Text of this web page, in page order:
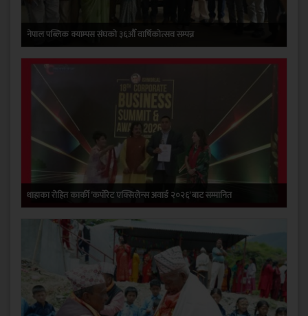
नेपाल पब्लिक क्याम्पस संघको ३६औँ वार्षिकोत्सव सम्पन्न
थाहाका रोहित कार्की ‘कर्पोरेट एक्सिलेन्स अवार्ड २०२६’ बाट सम्मानित